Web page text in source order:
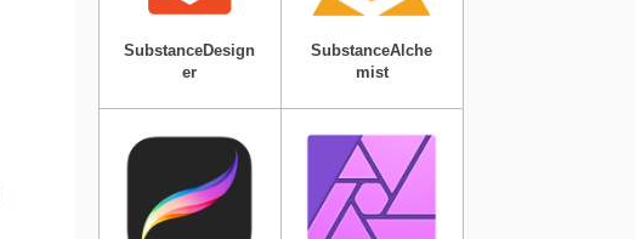
SubstanceDesign
er
SubstanceAlche
mist